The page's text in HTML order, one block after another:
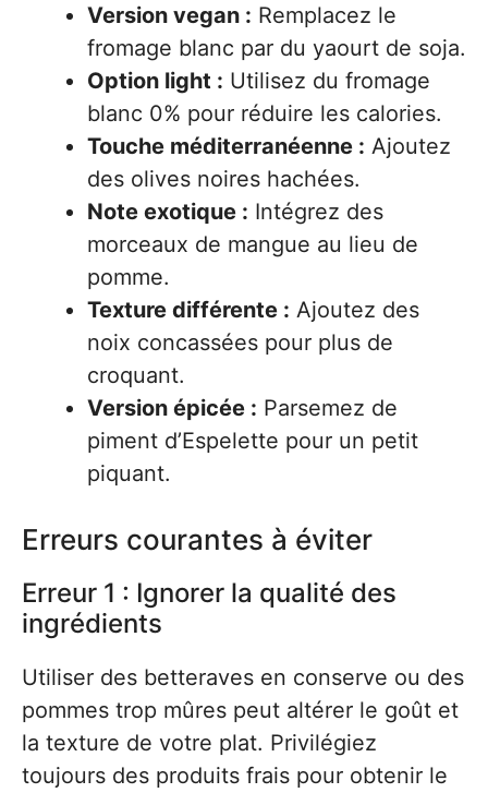
Version vegan : Remplacez le
fromage blanc par du yaourt de soja.
Option light : Utilisez du fromage
blanc 0% pour réduire les calories.
Touche méditerranéenne : Ajoutez
des olives noires hachées.
Note exotique : Intégrez des
morceaux de mangue au lieu de
pomme.
Texture différente : Ajoutez des
noix concassées pour plus de
croquant.
Version épicée : Parsemez de
piment d’Espelette pour un petit
piquant.
Erreurs courantes à éviter
Erreur 1 : Ignorer la qualité des
ingrédients
Utiliser des betteraves en conserve ou des
pommes trop mûres peut altérer le goût et
la texture de votre plat. Privilégiez
toujours des produits frais pour obtenir le